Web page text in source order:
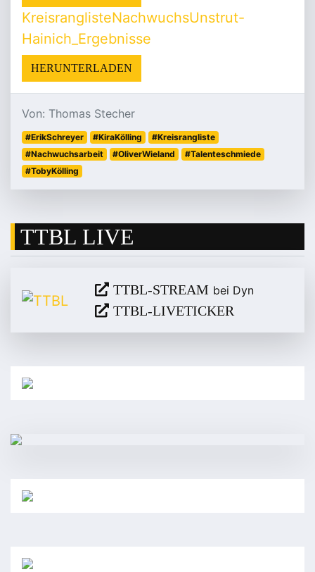
KreisranglisteNachwuchsUnstrut-
Hainich_Ergebnisse
HERUNTERLADEN
Von: Thomas Stecher
#ErikSchreyer #KiraKölling
#Kreisrangliste
#Nachwuchsarbeit
#OliverWieland
#Talenteschmiede
#TobyKölling
TTBL LIVE
TTBL-STREAM bei Dyn
TTBL-LIVETICKER